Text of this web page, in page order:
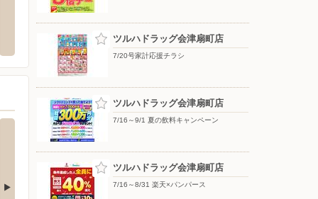
本店
町北町大字藤室字道下84-
〒965-0858 福島県会津若松市神指町南四合字幕内南632
-5
ツルハドラッグ会津扇町店
7/20号家計応援チラシ
ツルハドラッグ会津扇町店
7/16～9/1 夏の飲料キャンペーン
ツルハドラッグ会津扇町店
7/16～8/31 楽天×パンパース